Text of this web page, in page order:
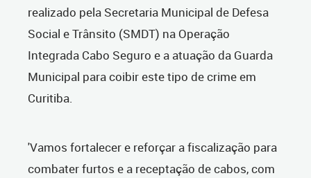
realizado pela Secretaria Municipal de Defesa
Social e Trânsito (SMDT) na Operação
Integrada Cabo Seguro e a atuação da Guarda
Municipal para coibir este tipo de crime em
Curitiba.
'Vamos fortalecer e reforçar a fiscalização para
combater furtos e a receptação de cabos, com